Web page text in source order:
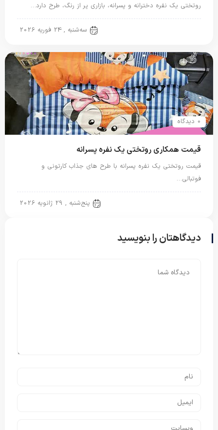
روتختی یک نفره دخترانه و پسرانه، بازاری پر از رنگ، طرح دارد…
سه‌شنبه , 24 فوریه 2026
0 دیدگاه
قیمت همکاری روتختی یک نفره پسرانه
قیمت روتختی یک نفره پسرانه با طرح های جذاب کارتونی و
فوتبالی…
پنج‌شنبه , 29 ژانویه 2026
دیدگاهتان را بنویسید